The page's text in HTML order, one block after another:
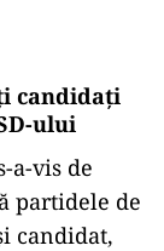
candidaţi
ului
a-vis de
partidele de
candidat,